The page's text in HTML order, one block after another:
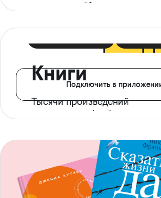
ограничений*
Книги
Тысячи произведений
с доступом офлайн
Подключить в